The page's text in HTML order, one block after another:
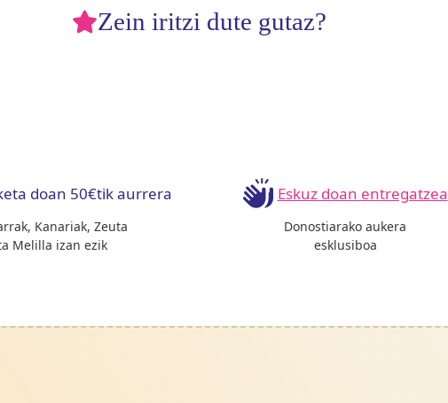
Zein iritzi dute gutaz?
doan 50€tik aurrera
Kanariak, Zeuta
Melilla izan ezik
Eskuz doan entregatzea
Donostiarako aukera
esklusiboa